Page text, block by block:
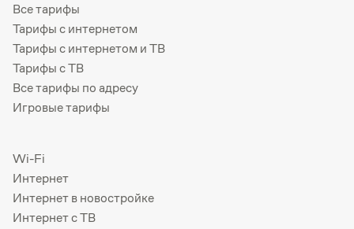
Все тарифы
Тарифы с интернетом
Тарифы с интернетом и ТВ
Тарифы с ТВ
Все тарифы по адресу
Игровые тарифы
Wi-Fi
Интернет
Интернет в новостройке
Интернет с ТВ